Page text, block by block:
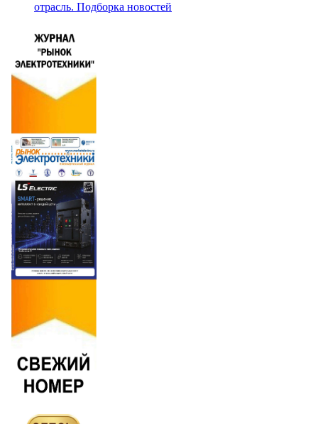
отрасль. Подборка новостей